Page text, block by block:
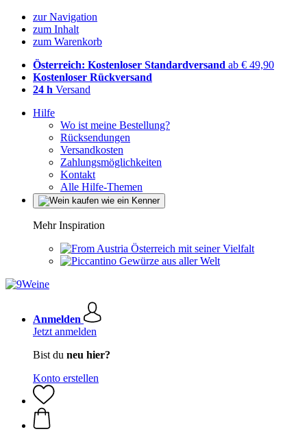
zur Navigation
zum Inhalt
zum Warenkorb
Österreich: Kostenloser Standardversand ab € 49,90
Kostenloser Rückversand
24 h Versand
Hilfe
Wo ist meine Bestellung?
Rücksendungen
Versandkosten
Zahlungsmöglichkeiten
Kontakt
Alle Hilfe-Themen
Mehr Inspiration
Österreich mit seiner Vielfalt
Gewürze aus aller Welt
Anmelden
Jetzt anmelden
Bist du neu hier?
Konto erstellen